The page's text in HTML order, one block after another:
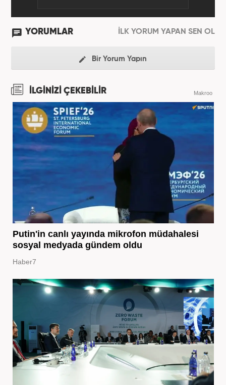
YORUMLAR İLK YORUM YAPAN SEN OL
Bir Yorum Yapın
İLGİNİZİ ÇEKEBİLİR Makroo
Putin'in canlı yayında mikrofon müdahalesi
sosyal medyada gündem oldu
Haber7